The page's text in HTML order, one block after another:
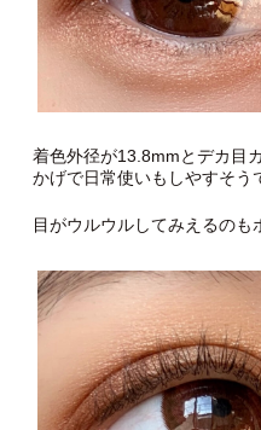
着色外径が13.8mmとデカ目
かげで日常使いもしやすそう
目がウルウルしてみえるのも